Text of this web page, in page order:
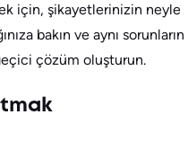
için, şikayetlerinizin neyle
bakın ve aynı sorunların
çözüm oluşturun.